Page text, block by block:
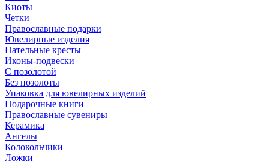
Киоты
Четки
Православные подарки
Ювелирные изделия
Нательные кресты
Иконы-подвески
С позолотой
Без позолоты
Упаковка для ювелирных изделий
Подарочные книги
Православные сувениры
Керамика
Ангелы
Колокольчики
Ложки